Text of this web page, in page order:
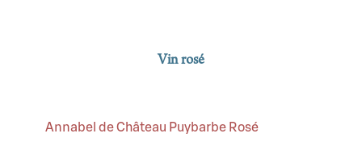
Vin rosé
Annabel de Château Puybarbe Rosé